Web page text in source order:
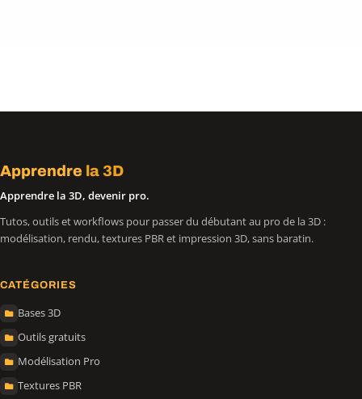
Apprendre la 3D
Apprendre la 3D, devenir pro.
Tutos, outils et workflows pour passer du débutant au pro de la 3D :
modélisation, rendu, textures PBR et impression 3D, sans baratin.
CATÉGORIES
Bases 3D
Outils gratuits
Modélisation Pro
Textures PBR